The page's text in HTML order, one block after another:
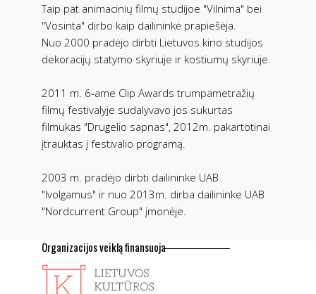
Taip pat animacinių filmų studijoe "Vilnima" bei
"Vosinta" dirbo kaip dailininkė prapiešėja.
Nuo 2000 pradėjo dirbti Lietuvos kino studijos
dekoracijų statymo skyriuje ir kostiumų skyriuje.
2011 m. 6-ame Clip Awards trumpametražių
filmų festivalyje sudalyvavo jos sukurtas
filmukas "Drugelio sapnas", 2012m. pakartotinai
įtrauktas į festivalio programą.
2003 m. pradėjo dirbti dailininke UAB
"Ivolgamus" ir nuo 2013m. dirba dailininke UAB
"Nordcurrent Group" įmonėje.
Organizacijos veiklą finansuoja